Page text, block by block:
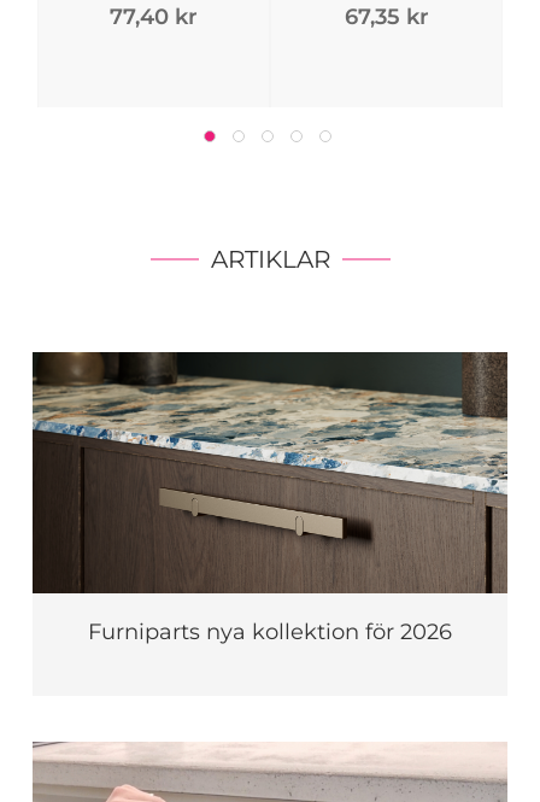
77,40 kr 67,35 kr
ARTIKLAR
Furniparts nya kollektion för 2026